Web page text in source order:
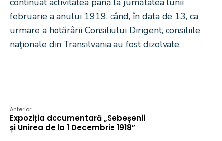
continuat activitatea până la jumătatea lunii
februarie a anului 1919, când, în data de 13, ca
urmare a hotărârii Consiliului Dirigent, consiliile
naţionale din Transilvania au fost dizolvate.
Anterior:
Expoziția documentară „Sebeșenii
și Unirea de la 1 Decembrie 1918”